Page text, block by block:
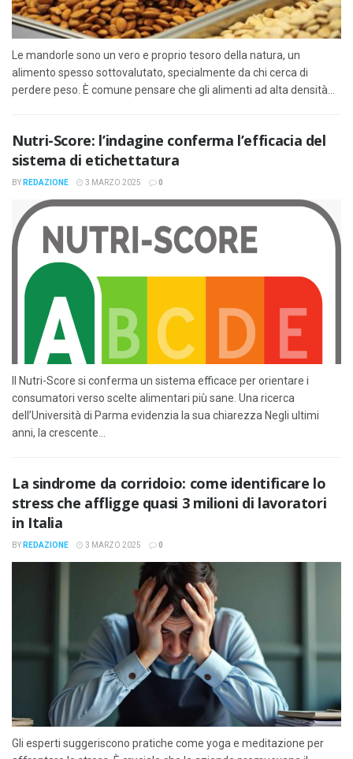
Le mandorle sono un vero e proprio tesoro della natura, un
alimento spesso sottovalutato, specialmente da chi cerca di
perdere peso. È comune pensare che gli alimenti ad alta densità...
Nutri-Score: l’indagine conferma l’efficacia del
sistema di etichettatura
BY REDAZIONE 3 MARZO 2025 0
Il Nutri-Score si conferma un sistema efficace per orientare i
consumatori verso scelte alimentari più sane. Una ricerca
dell’Università di Parma evidenzia la sua chiarezza Negli ultimi
anni, la crescente...
La sindrome da corridoio: come identificare lo
stress che affligge quasi 3 milioni di lavoratori
in Italia
BY REDAZIONE 3 MARZO 2025 0
Gli esperti suggeriscono pratiche come yoga e meditazione per